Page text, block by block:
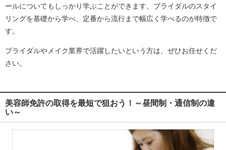
ールについてもしっかり学ぶことができます。ブライダルのスタイ
リングを基礎から学べ、定番から流行まで幅広く学べるのが特徴で
す。
ブライダルやメイク業界で活躍したいという方は、ぜひお任せくだ
さい。
美容師免許の取得を最短で狙おう！～昼間制・通信制の違
い～